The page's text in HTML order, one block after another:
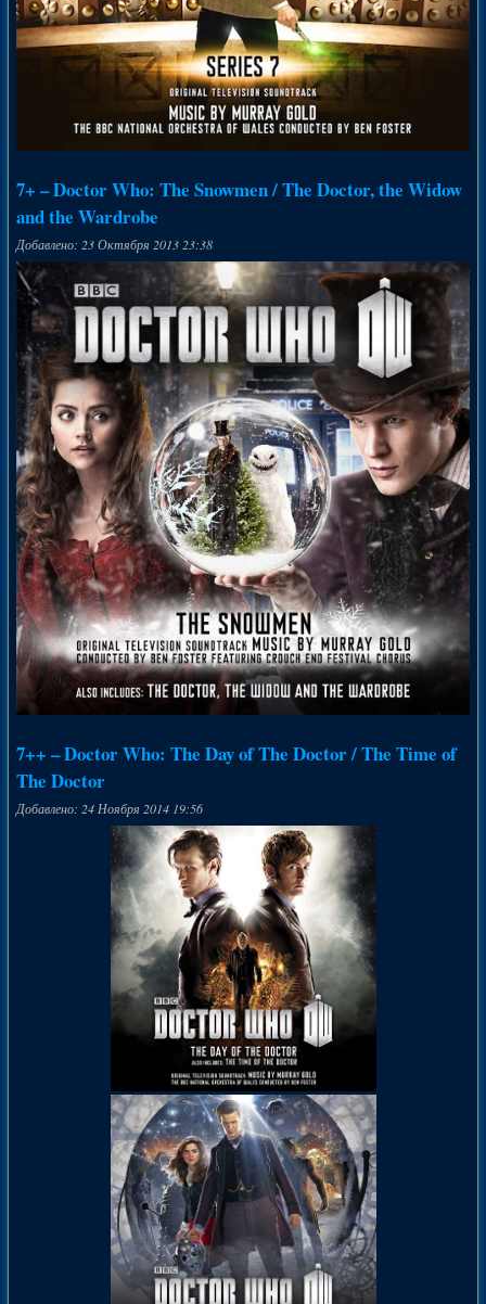
7+ – Doctor Who: The Snowmen / The Doctor, the Widow
and the Wardrobe
Добавлено: 23 Октября 2013 23:38
7++ – Doctor Who: The Day of The Doctor / The Time of
The Doctor
Добавлено: 24 Ноября 2014 19:56